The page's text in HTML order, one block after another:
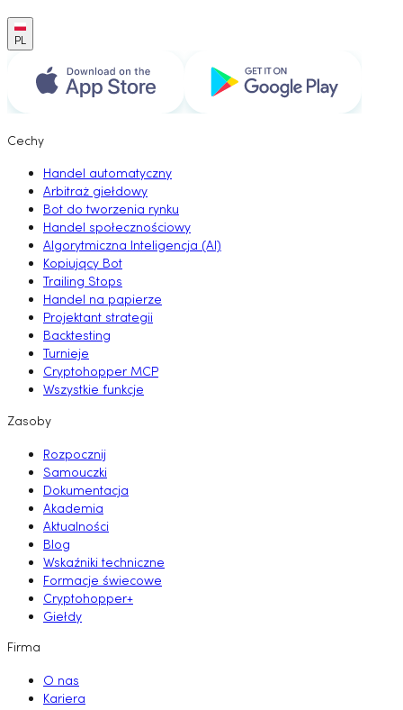
PL
Cechy
Handel automatyczny
Arbitraż giełdowy
Bot do tworzenia rynku
Handel społecznościowy
Algorytmiczna Inteligencja (AI)
Kopiujący Bot
Trailing Stops
Handel na papierze
Projektant strategii
Backtesting
Turnieje
Cryptohopper MCP
Wszystkie funkcje
Zasoby
Rozpocznij
Samouczki
Dokumentacja
Akademia
Aktualności
Blog
Wskaźniki techniczne
Formacje świecowe
Cryptohopper+
Giełdy
Firma
O nas
Kariera